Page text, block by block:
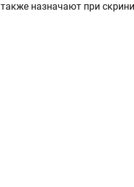
также назначают при